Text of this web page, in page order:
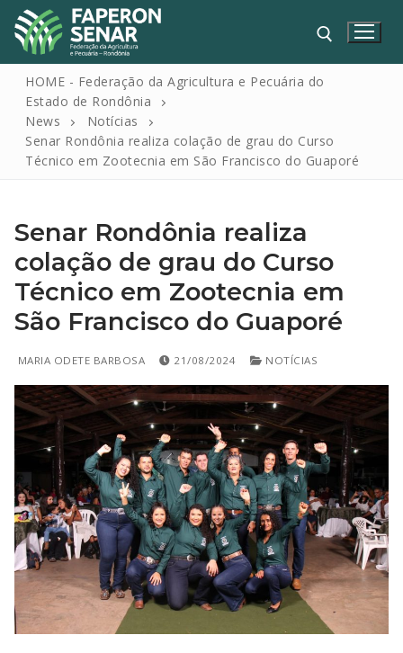
HOME
FAPERON
SENAR
SINDICATOS
IPAGRO
SISTEMAS
Chamados TI
Extranet
Lgpd
Gerador Senha
Solicitações LGPD
HOME - Federação da Agricultura e Pecuária do
Estado de Rondônia
News
Notícias
Senar Rondônia realiza colação de grau do Curso
Técnico em Zootecnia em São Francisco do Guaporé
Senar Rondônia realiza
colação de grau do Curso
Técnico em Zootecnia em
São Francisco do Guaporé
MARIA ODETE BARBOSA 21/08/2024 NOTÍCIAS